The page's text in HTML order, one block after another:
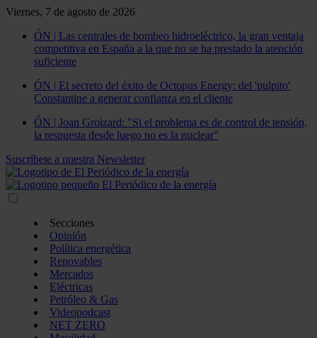
Viernes, 7 de agosto de 2026
ÓN | Las centrales de bombeo hidroeléctrico, la gran ventaja
competitiva en España a la que no se ha prestado la atención
suficiente
ÓN | El secreto del éxito de Octopus Energy: del 'pulpito'
Constantine a generar confianza en el cliente
ÓN | Joan Groizard: "Si el problema es de control de tensión,
la respuesta desde luego no es la nuclear"
Suscríbete a nuestra Newsletter
Secciones
Opinión
Política energética
Renovables
Mercados
Eléctricas
Petróleo & Gas
Videopodcast
NET ZERO